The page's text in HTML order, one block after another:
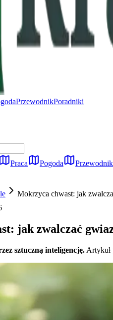
PrzewodnikPoradniki
Praca Pogoda Przewodnik
Mokrzyca chwast: jak
jak zwalczać
sztuczną inteligencję. Artykuł